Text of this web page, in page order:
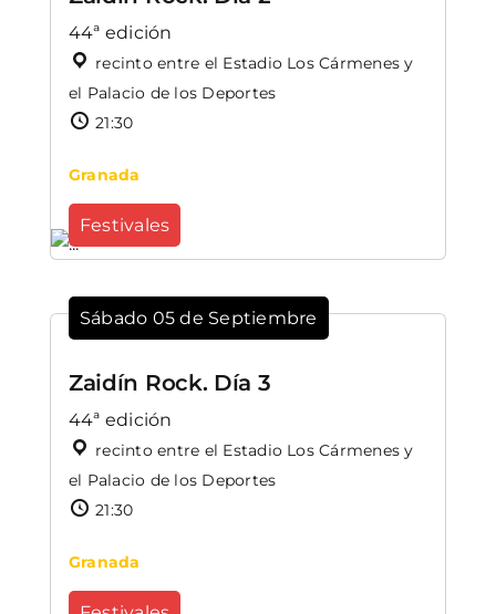
44ª edición
recinto entre el Estadio Los Cármenes y
el Palacio de los Deportes
21:30
Granada
Festivales
Sábado 05 de Septiembre
Zaidín Rock. Día 3
44ª edición
recinto entre el Estadio Los Cármenes y
el Palacio de los Deportes
21:30
Granada